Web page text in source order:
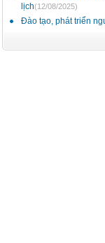
lịch(12/08/2025)
Đào tạo, phát triển